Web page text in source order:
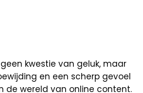
kwestie van geluk, maar
en een scherp gevoel
de wereld van online content.